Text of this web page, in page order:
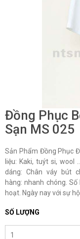
Đồng Phục
Sạn MS 025
Sản Phẩm Đồng Phục
liệu: Kaki, tuýt si, wool
dáng: Chân váy bút
hàng: nhanh chóng.
hoạt. Ngày nay với sự
SỐ LƯỢNG